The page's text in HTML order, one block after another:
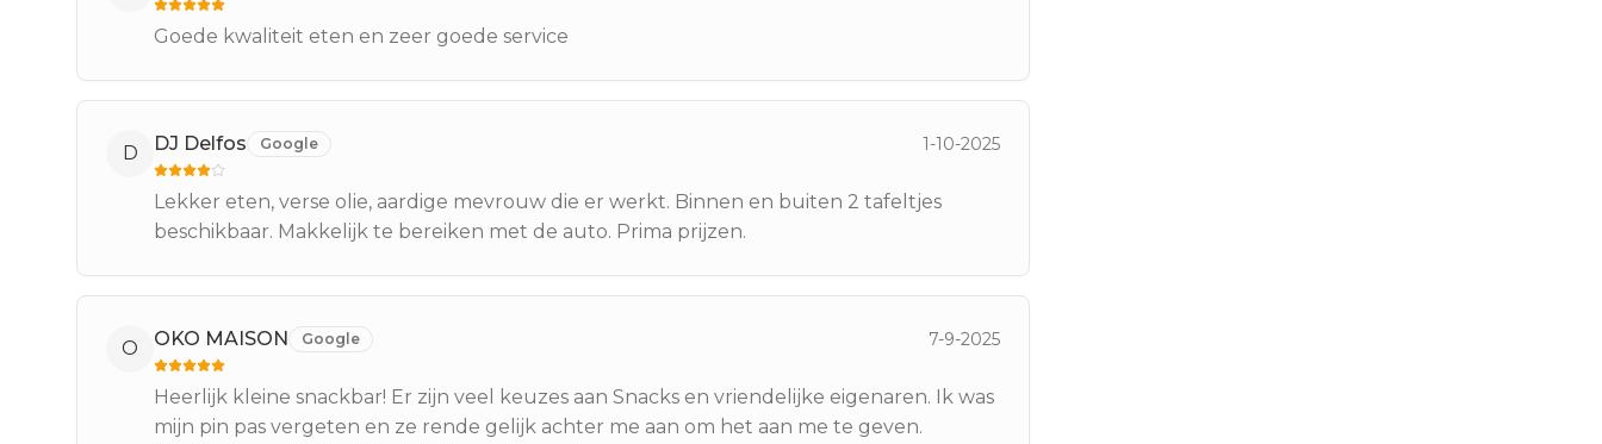
Goede kwaliteit eten en zeer goede service
D DJ Delfos Google 1-10-2025
Lekker eten, verse olie, aardige mevrouw die er werkt. Binnen en buiten 2 tafeltjes
beschikbaar. Makkelijk te bereiken met de auto. Prima prijzen.
O OKO MAISON Google 7-9-2025
Heerlijk kleine snackbar! Er zijn veel keuzes aan Snacks en vriendelijke eigenaren. Ik was
mijn pin pas vergeten en ze rende gelijk achter me aan om het aan me te geven.